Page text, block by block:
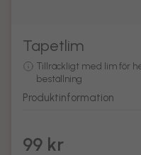
Tapetlim
Tillräckligt med lim för
beställning
Produktinformation
99 kr